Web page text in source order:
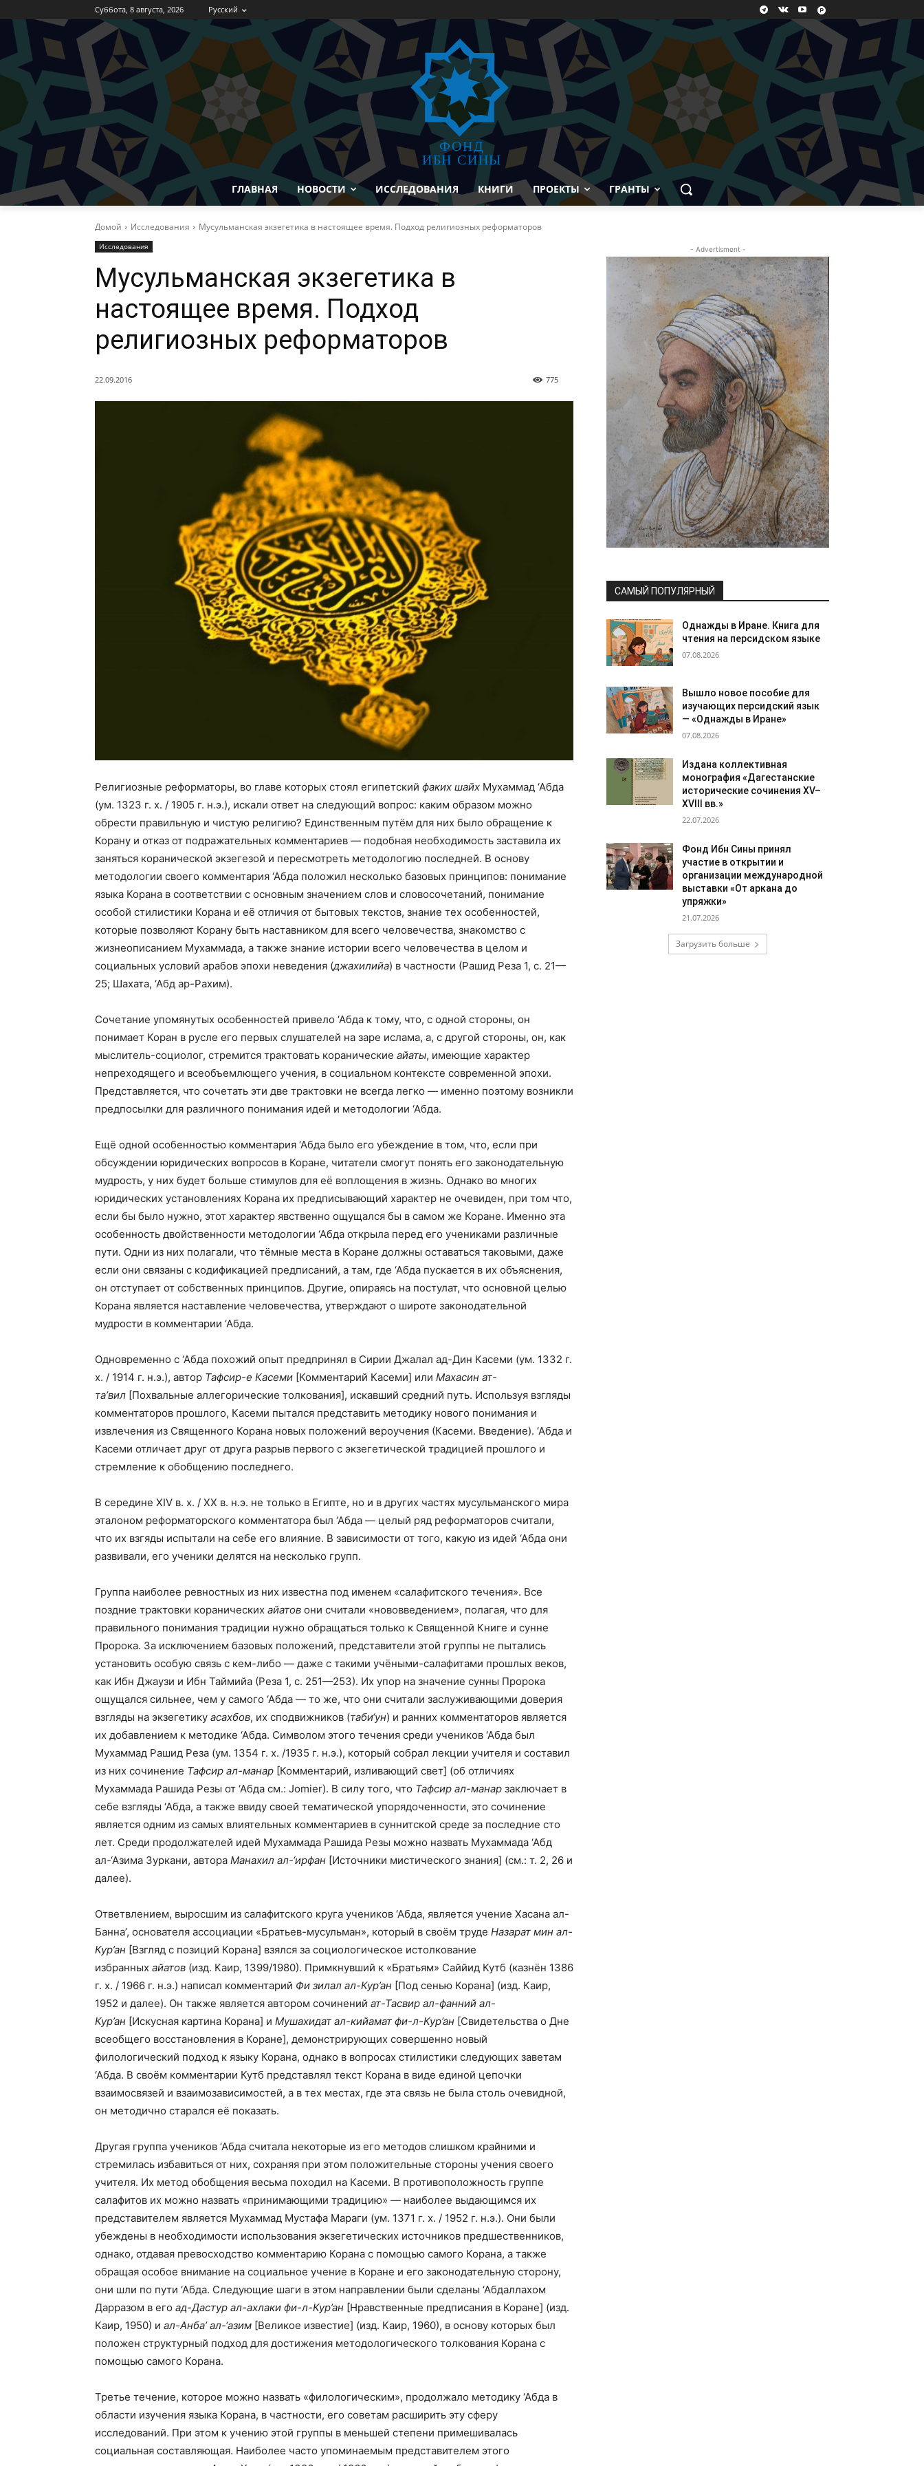
Суббота, 8 августа, 2026 Русский
ФОНД
ИБН СИНЫ
ГЛАВНАЯ НОВОСТИ ИССЛЕДОВАНИЯ КНИГИ ПРОЕКТЫ ГРАНТЫ
Домой Исследования Мусульманская экзегетика в настоящее время. Подход религиозных реформаторов
Исследования
Мусульманская экзегетика в
настоящее время. Подход
религиозных реформаторов
22.09.2016 775
Религиозные реформаторы, во главе которых стоял египетский факих шайх Мухаммад ‘Абда
(ум. 1323 г. х. / 1905 г. н.э.), искали ответ на следующий вопрос: каким образом можно
обрести правильную и чистую религию? Единственным путём для них было обращение к
Корану и отказ от подражательных комментариев — подобная необходимость заставила их
заняться коранической экзегезой и пересмотреть методологию последней. В основу
методологии своего комментария ‘Абда положил несколько базовых принципов: понимание
языка Корана в соответствии с основным значением слов и словосочетаний, понимание
особой стилистики Корана и её отличия от бытовых текстов, знание тех особенностей,
которые позволяют Корану быть наставником для всего человечества, знакомство с
жизнеописанием Мухаммада, а также знание истории всего человечества в целом и
социальных условий арабов эпохи неведения (джахилийа) в частности (Рашид Реза 1, с. 21—
25; Шахата, ‘Абд ар-Рахим).
Сочетание упомянутых особенностей привело ‘Абда к тому, что, с одной стороны, он
понимает Коран в русле его первых слушателей на заре ислама, а, с другой стороны, он, как
мыслитель-социолог, стремится трактовать коранические айаты, имеющие характер
непреходящего и всеобъемлющего учения, в социальном контексте современной эпохи.
Представляется, что сочетать эти две трактовки не всегда легко — именно поэтому возникли
предпосылки для различного понимания идей и методологии ‘Абда.
Ещё одной особенностью комментария ‘Абда было его убеждение в том, что, если при
обсуждении юридических вопросов в Коране, читатели смогут понять его законодательную
мудрость, у них будет больше стимулов для её воплощения в жизнь. Однако во многих
юридических установлениях Корана их предписывающий характер не очевиден, при том что,
если бы было нужно, этот характер явственно ощущался бы в самом же Коране. Именно эта
особенность двойственности методологии ‘Абда открыла перед его учениками различные
пути. Одни из них полагали, что тёмные места в Коране должны оставаться таковыми, даже
если они связаны с кодификацией предписаний, а там, где ‘Абда пускается в их объяснения,
он отступает от собственных принципов. Другие, опираясь на постулат, что основной целью
Корана является наставление человечества, утверждают о широте законодательной
мудрости в комментарии ‘Абда.
Одновременно с ‘Абда похожий опыт предпринял в Сирии Джалал ад-Дин Касеми (ум. 1332 г.
х. / 1914 г. н.э.), автор Тафсир-е Касеми [Комментарий Касеми] или Махасин ат-
та’вил [Похвальные аллегорические толкования], искавший средний путь. Используя взгляды
комментаторов прошлого, Касеми пытался представить методику нового понимания и
извлечения из Священного Корана новых положений вероучения (Касеми. Введение). ‘Абда и
Касеми отличает друг от друга разрыв первого с экзегетической традицией прошлого и
стремление к обобщению последнего.
В середине XIV в. х. / XX в. н.э. не только в Египте, но и в других частях мусульманского мира
эталоном реформаторского комментатора был ‘Абда — целый ряд реформаторов считали,
что их взгяды испытали на себе его влияние. В зависимости от того, какую из идей ‘Абда они
развивали, его ученики делятся на несколько групп.
Группа наиболее ревностных из них известна под именем «салафитского течения». Все
поздние трактовки коранических айатов они считали «нововведением», полагая, что для
правильного понимания традиции нужно обращаться только к Священной Книге и сунне
Пророка. За исключением базовых положений, представители этой группы не пытались
установить особую связь с кем-либо — даже с такими учёными-салафитами прошлых веков,
как Ибн Джаузи и Ибн Таймийа (Реза 1, с. 251—253). Их упор на значение сунны Пророка
ощущался сильнее, чем у самого ‘Абда — то же, что они считали заслуживающими доверия
взгляды на экзегетику асахбов, их сподвижников (таби‘ун) и ранних комментаторов является
их добавлением к методике ‘Абда. Символом этого течения среди учеников ‘Абда был
Мухаммад Рашид Реза (ум. 1354 г. х. /1935 г. н.э.), который собрал лекции учителя и составил
из них сочинение Тафсир ал-манар [Комментарий, изливающий свет] (об отличиях
Мухаммада Рашида Резы от ‘Абда см.: Jomier). В силу того, что Тафсир ал-манар заключает в
себе взгляды ‘Абда, а также ввиду своей тематической упорядоченности, это сочинение
является одним из самых влиятельных комментариев в суннитской среде за последние сто
лет. Среди продолжателей идей Мухаммада Рашида Резы можно назвать Мухаммада ‘Абд
ал-‘Азима Зуркани, автора Манахил ал-‘ирфан [Источники мистического знания] (см.: т. 2, 26 и
далее).
Ответвлением, выросшим из салафитского круга учеников ‘Абда, является учение Хасана ал-
Банна’, основателя ассоциации «Братьев-мусульман», который в своём труде Назарат мин ал-
Кур’ан [Взгляд с позиций Корана] взялся за социологическое истолкование
избранных айатов (изд. Каир, 1399/1980). Примкнувший к «Братьям» Саййид Кутб (казнён 1386
г. х. / 1966 г. н.э.) написал комментарий Фи зилал ал-Кур’ан [Под сенью Корана] (изд. Каир,
1952 и далее). Он также является автором сочинений ат-Тасвир ал-фанний ал-
Кур’ан [Искусная картина Корана] и Мушахидат ал-кийамат фи-л-Кур’ан [Свидетельства о Дне
всеобщего восстановления в Коране], демонстрирующих совершенно новый
филологический подход к языку Корана, однако в вопросах стилистики следующих заветам
‘Абда. В своём комментарии Кутб представлял текст Корана в виде единой цепочки
взаимосвязей и взаимозависимостей, а в тех местах, где эта связь не была столь очевидной,
он методично старался её показать.
Другая группа учеников ‘Абда считала некоторые из его методов слишком крайними и
стремилась избавиться от них, сохраняя при этом положительные стороны учения своего
учителя. Их метод обобщения весьма походил на Касеми. В противоположность группе
салафитов их можно назвать «принимающими традицию» — наиболее выдающимся их
представителем является Мухаммад Мустафа Мараги (ум. 1371 г. х. / 1952 г. н.э.). Они были
убеждены в необходимости использования экзегетических источников предшественников,
однако, отдавая превосходство комментарию Корана с помощью самого Корана, а также
обращая особое внимание на социальное учение в Коране и его законодательную сторону,
они шли по пути ‘Абда. Следующие шаги в этом направлении были сделаны ‘Абдаллахом
Дарразом в его ад-Дастур ал-ахлаки фи-л-Кур’ан [Нравственные предписания в Коране] (изд.
Каир, 1950) и ал-Анба’ ал-‘азим [Великое известие] (изд. Каир, 1960), в основу которых был
положен структурный подход для достижения методологического толкования Корана с
помощью самого Корана.
Третье течение, которое можно назвать «филологическим», продолжало методику ‘Абда в
области изучения языка Корана, в частности, его советам расширить эту сферу
исследований. При этом к учению этой группы в меньшей степени примешивалась
социальная составляющая. Наиболее часто упоминаемым представителем этого
- Advertisment -
САМЫЙ ПОПУЛЯРНЫЙ
Однажды в Иране. Книга для
чтения на персидском языке
07.08.2026
Вышло новое пособие для
изучающих персидский язык
— «Однажды в Иране»
07.08.2026
Издана коллективная
монография «Дагестанские
исторические сочинения XV–
XVIII вв.»
22.07.2026
Фонд Ибн Сины принял
участие в открытии и
организации международной
выставки «От аркана до
упряжки»
21.07.2026
Загрузить больше